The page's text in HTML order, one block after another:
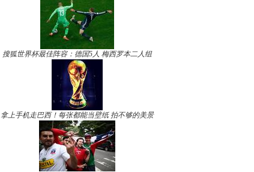
搜狐世界杯最佳阵容：德国5人 梅西罗本二人组
拿上手机走巴西！每张都能当壁纸 拍不够的美景